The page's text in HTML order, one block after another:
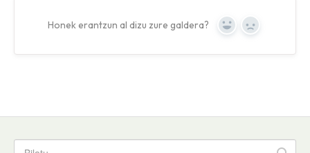
Honek erantzun al dizu zure galdera? Yes No